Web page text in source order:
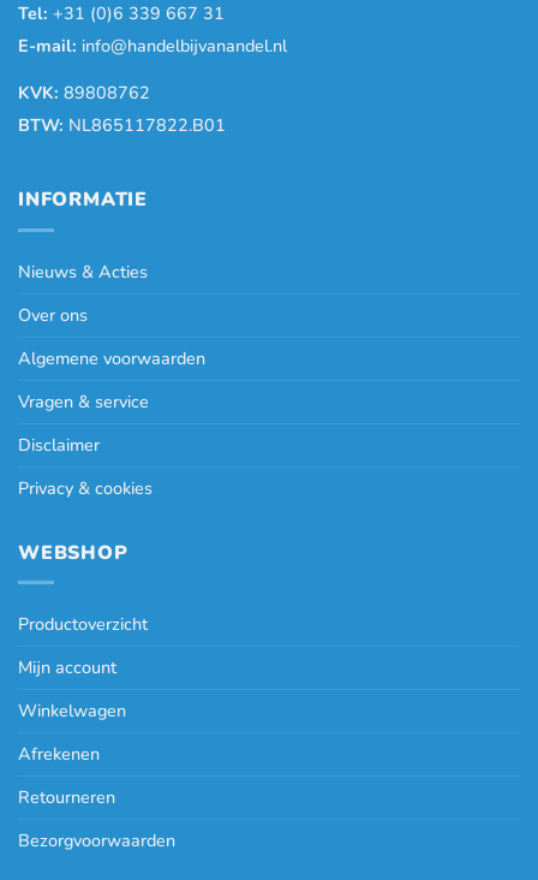
Tel: +31 (0)6 339 667 31
E-mail: info@handelbijvanandel.nl
KVK: 89808762
BTW: NL865117822.B01
INFORMATIE
Nieuws & Acties
Over ons
Algemene voorwaarden
Vragen & service
Disclaimer
Privacy & cookies
WEBSHOP
Productoverzicht
Mijn account
Winkelwagen
Afrekenen
Retourneren
Bezorgvoorwaarden